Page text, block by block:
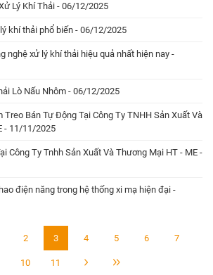
Lý Khí Thải - 06/12/2025
khí thải phổ biến - 06/12/2025
nghệ xử lý khí thải hiệu quả nhất hiện nay -
Lò Nấu Nhôm - 06/12/2025
Treo Bán Tự Động Tại Công Ty TNHH Sản Xuất Và
- 11/11/2025
Công Ty Tnhh Sản Xuất Và Thương Mại HT - ME -
điện năng trong hệ thống xi mạ hiện đại -
2 3 4 5 6 7
10 11